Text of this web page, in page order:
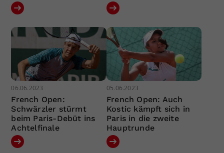
06.06.2023
French Open:
Schwärzler stürmt
beim Paris-Debüt ins
Achtelfinale
05.06.2023
French Open: Auch
Kostic kämpft sich in
Paris in die zweite
Hauptrunde